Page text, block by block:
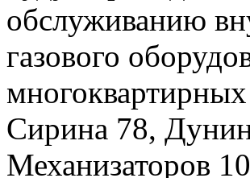
обслуживанию
газового
Сирина 78,
Механизаторов